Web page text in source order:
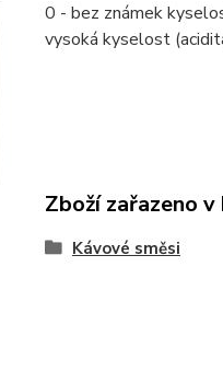
0 - bez známek
vysoká kyselost
Zboží zařazeno
Kávové směsi